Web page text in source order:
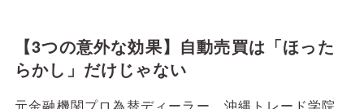
【3つの意外な効果】自動売買は「ほった
らかし」だけじゃない
元金融機関プロ為替ディーラー、沖縄トレード学院